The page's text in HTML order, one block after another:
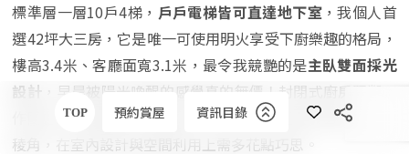
標準層一層10戶4梯， 戶戶電梯皆可直達地下室，我個人首
選42坪大三房，它是唯一可使用明火享受下廚樂趣的格局，
樓高3.4米、客廳面寬3.1米，最令我競艷的是主臥雙面採光
設計
，早晨被陽光喚醒的感覺真的無價！封閉式廚房緊鄰工
作陽台，室內動線一氣呵成，唯一美中不足在於玄關處稍有
稜角，在室內設計與空間利用上需多花點巧思。
TOP 預約賞屋 資訊目錄